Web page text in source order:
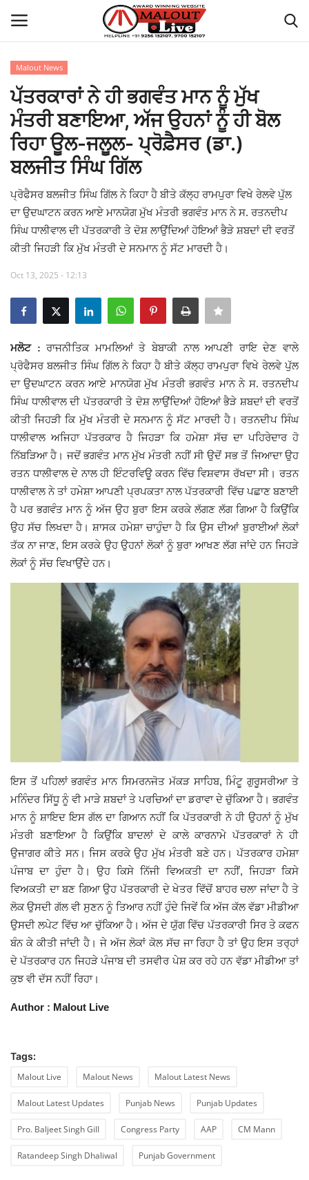
Home
About Us
How to Reach Malout
Privacy Policy
History of Malout
Railway Time Table
Lambi
Sri Muktsar Sahib News
Punjab
Life & Style
Important
Contact Us
Malout News
ਪੱਤਰਕਾਰਾਂ ਨੇ ਹੀ ਭਗਵੰਤ ਮਾਨ ਨੂੰ ਮੁੱਖ
ਮੰਤਰੀ ਬਣਾਇਆ, ਅੱਜ ਉਹਨਾਂ ਨੂੰ ਹੀ ਬੋਲ
ਰਿਹਾ ਊਲ-ਜਲੂਲ- ਪ੍ਰੋਫ਼ੈਸਰ (ਡਾ.)
ਬਲਜੀਤ ਸਿੰਘ ਗਿੱਲ
ਪ੍ਰੋਫੈਸਰ ਬਲਜੀਤ ਸਿੰਘ ਗਿੱਲ ਨੇ ਕਿਹਾ ਹੈ ਬੀਤੇ ਕੱਲ੍ਹ ਰਾਮਪੁਰਾ ਵਿਖੇ ਰੇਲਵੇ ਪੁੱਲ
ਦਾ ਉਦਘਾਟਨ ਕਰਨ ਆਏ ਮਾਨਯੋਗ ਮੁੱਖ ਮੰਤਰੀ ਭਗਵੰਤ ਮਾਨ ਨੇ ਸ. ਰਤਨਦੀਪ
ਸਿੰਘ ਧਾਲੀਵਾਲ ਦੀ ਪੱਤਰਕਾਰੀ ਤੇ ਦੋਸ਼ ਲਾਉਂਦਿਆਂ ਹੋਇਆਂ ਭੈੜੇ ਸ਼ਬਦਾਂ ਦੀ ਵਰਤੋਂ
ਕੀਤੀ ਜਿਹੜੀ ਕਿ ਮੁੱਖ ਮੰਤਰੀ ਦੇ ਸਨਮਾਨ ਨੂੰ ਸੱਟ ਮਾਰਦੀ ਹੈ।
Oct 13, 2025 - 12:13
ਮਲੋਟ : ਰਾਜਨੀਤਿਕ ਮਾਮਲਿਆਂ ਤੇ ਬੇਬਾਕੀ ਨਾਲ ਆਪਣੀ ਰਾਇ ਦੇਣ ਵਾਲੇ
ਪ੍ਰੋਫੈਸਰ ਬਲਜੀਤ ਸਿੰਘ ਗਿੱਲ ਨੇ ਕਿਹਾ ਹੈ ਬੀਤੇ ਕੱਲ੍ਹ ਰਾਮਪੁਰਾ ਵਿਖੇ ਰੇਲਵੇ ਪੁੱਲ
ਦਾ ਉਦਘਾਟਨ ਕਰਨ ਆਏ ਮਾਨਯੋਗ ਮੁੱਖ ਮੰਤਰੀ ਭਗਵੰਤ ਮਾਨ ਨੇ ਸ. ਰਤਨਦੀਪ
ਸਿੰਘ ਧਾਲੀਵਾਲ ਦੀ ਪੱਤਰਕਾਰੀ ਤੇ ਦੋਸ਼ ਲਾਉਂਦਿਆਂ ਹੋਇਆਂ ਭੈੜੇ ਸ਼ਬਦਾਂ ਦੀ ਵਰਤੋਂ
ਕੀਤੀ ਜਿਹੜੀ ਕਿ ਮੁੱਖ ਮੰਤਰੀ ਦੇ ਸਨਮਾਨ ਨੂੰ ਸੱਟ ਮਾਰਦੀ ਹੈ। ਰਤਨਦੀਪ ਸਿੰਘ
ਧਾਲੀਵਾਲ ਅਜਿਹਾ ਪੱਤਰਕਾਰ ਹੈ ਜਿਹੜਾ ਕਿ ਹਮੇਸ਼ਾ ਸੱਚ ਦਾ ਪਹਿਰੇਦਾਰ ਹੋ
ਨਿੱਬੜਿਆ ਹੈ। ਜਦੋਂ ਭਗਵੰਤ ਮਾਨ ਮੁੱਖ ਮੰਤਰੀ ਨਹੀਂ ਸੀ ਉਦੋਂ ਸਭ ਤੋਂ ਜਿਆਦਾ ਉਹ
ਰਤਨ ਧਾਲੀਵਾਲ ਦੇ ਨਾਲ ਹੀ ਇੰਟਰਵਿਊ ਕਰਨ ਵਿੱਚ ਵਿਸ਼ਵਾਸ ਰੱਖਦਾ ਸੀ। ਰਤਨ
ਧਾਲੀਵਾਲ ਨੇ ਤਾਂ ਹਮੇਸ਼ਾ ਆਪਣੀ ਪ੍ਰਪਕਤਾ ਨਾਲ ਪੱਤਰਕਾਰੀ ਵਿੱਚ ਪਛਾਣ ਬਣਾਈ
ਹੈ ਪਰ ਭਗਵੰਤ ਮਾਨ ਨੂੰ ਅੱਜ ਉਹ ਬੁਰਾ ਇਸ ਕਰਕੇ ਲੱਗਣ ਲੱਗ ਗਿਆ ਹੈ ਕਿਉਂਕਿ
ਉਹ ਸੱਚ ਲਿਖਦਾ ਹੈ। ਸ਼ਾਸਕ ਹਮੇਸ਼ਾ ਚਾਹੁੰਦਾ ਹੈ ਕਿ ਉਸ ਦੀਆਂ ਬੁਰਾਈਆਂ ਲੋਕਾਂ
ਤੱਕ ਨਾ ਜਾਣ,ਇਸ ਕਰਕੇ ਉਹ ਉਹਨਾਂ ਲੋਕਾਂ ਨੂੰ ਬੁਰਾ ਆਖਣ ਲੱਗ ਜਾਂਦੇ ਹਨ ਜਿਹੜੇ
ਲੋਕਾਂ ਨੂੰ ਸੱਚ ਵਿਖਾਉਂਦੇ ਹਨ।
ਇਸ ਤੋਂ ਪਹਿਲਾਂ ਭਗਵੰਤ ਮਾਨ ਸਿਮਰਨਜੋਤ ਮੱਕੜ ਸਾਹਿਬ,ਮਿੰਟੂ ਗੁਰੂਸਰੀਆ ਤੇ
ਮਨਿੰਦਰ ਸਿੱਧੂ ਨੂੰ ਵੀ ਮਾੜੇ ਸ਼ਬਦਾਂ ਤੇ ਪਰਚਿਆਂ ਦਾ ਡਰਾਵਾ ਦੇ ਚੁੱਕਿਆ ਹੈ। ਭਗਵੰਤ
ਮਾਨ ਨੂੰ ਸ਼ਾਇਦ ਇਸ ਗੱਲ ਦਾ ਗਿਆਨ ਨਹੀਂ ਕਿ ਪੱਤਰਕਾਰੀ ਨੇ ਹੀ ਉਹਨਾਂ ਨੂੰ ਮੁੱਖ
ਮੰਤਰੀ ਬਣਾਇਆ ਹੈ ਕਿਉਂਕਿ ਬਾਦਲਾਂ ਦੇ ਕਾਲੇ ਕਾਰਨਾਮੇ ਪੱਤਰਕਾਰਾਂ ਨੇ ਹੀ
ਉਜਾਗਰ ਕੀਤੇ ਸਨ। ਜਿਸ ਕਰਕੇ ਉਹ ਮੁੱਖ ਮੰਤਰੀ ਬਣੇ ਹਨ। ਪੱਤਰਕਾਰ ਹਮੇਸ਼ਾ
ਪੰਜਾਬ ਦਾ ਹੁੰਦਾ ਹੈ। ਉਹ ਕਿਸੇ ਨਿੱਜੀ ਵਿਅਕਤੀ ਦਾ ਨਹੀਂ, ਜਿਹੜਾ ਕਿਸੇ
ਵਿਅਕਤੀ ਦਾ ਬਣ ਗਿਆ ਉਹ ਪੱਤਰਕਾਰੀ ਦੇ ਖੇਤਰ ਵਿੱਚੋਂ ਬਾਹਰ ਚਲਾ ਜਾਂਦਾ ਹੈ ਤੇ
ਲੋਕ ਉਸਦੀ ਗੱਲ ਵੀ ਸੁਣਨ ਨੂੰ ਤਿਆਰ ਨਹੀਂ ਹੁੰਦੇ ਜਿਵੇਂ ਕਿ ਅੱਜ ਕੱਲ ਵੱਡਾ ਮੀਡੀਆ
ਉਸਦੀ ਲਪੇਟ ਵਿੱਚ ਆ ਚੁੱਕਿਆ ਹੈ। ਅੱਜ ਦੇ ਯੁੱਗ ਵਿੱਚ ਪੱਤਰਕਾਰੀ ਸਿਰ ਤੇ ਕਫਨ
ਬੰਨ ਕੇ ਕੀਤੀ ਜਾਂਦੀ ਹੈ। ਜੇ ਅੱਜ ਲੋਕਾਂ ਕੋਲ ਸੱਚ ਜਾ ਰਿਹਾ ਹੈ ਤਾਂ ਉਹ ਇਸ ਤਰ੍ਹਾਂ
ਦੇ ਪੱਤਰਕਾਰ ਹਨ ਜਿਹੜੇ ਪੰਜਾਬ ਦੀ ਤਸਵੀਰ ਪੇਸ਼ ਕਰ ਰਹੇ ਹਨ ਵੱਡਾ ਮੀਡੀਆ ਤਾਂ
ਕੁਝ ਵੀ ਦੱਸ ਨਹੀਂ ਰਿਹਾ।
Author : Malout Live
Tags:
Malout Live
Malout News Malout Latest News
Malout Latest Updates Punjab News Punjab Updates
Pro. Baljeet Singh Gill Congress Party AAP CM Mann
Ratandeep Singh Dhaliwal Punjab Government